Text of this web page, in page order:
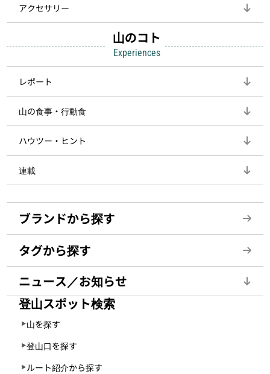
アクセサリー
山のコト
Experiences
レポート
山の食事・行動食
ハウツー・ヒント
連載
ブランドから探す
タグから探す
ニュース／お知らせ
登山スポット検索
山を探す
登山口を探す
ルート紹介から探す